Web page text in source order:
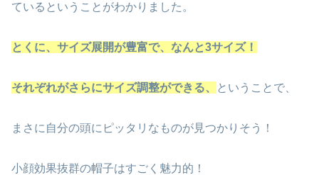
ているということがわかりました。
とくに、サイズ展開が豊富で、なんと3サイズ！
それぞれがさらにサイズ調整ができる、 ということで、
まさに自分の頭にピッタリなものが見つかりそう！
小顔効果抜群の帽子はすごく魅力的！